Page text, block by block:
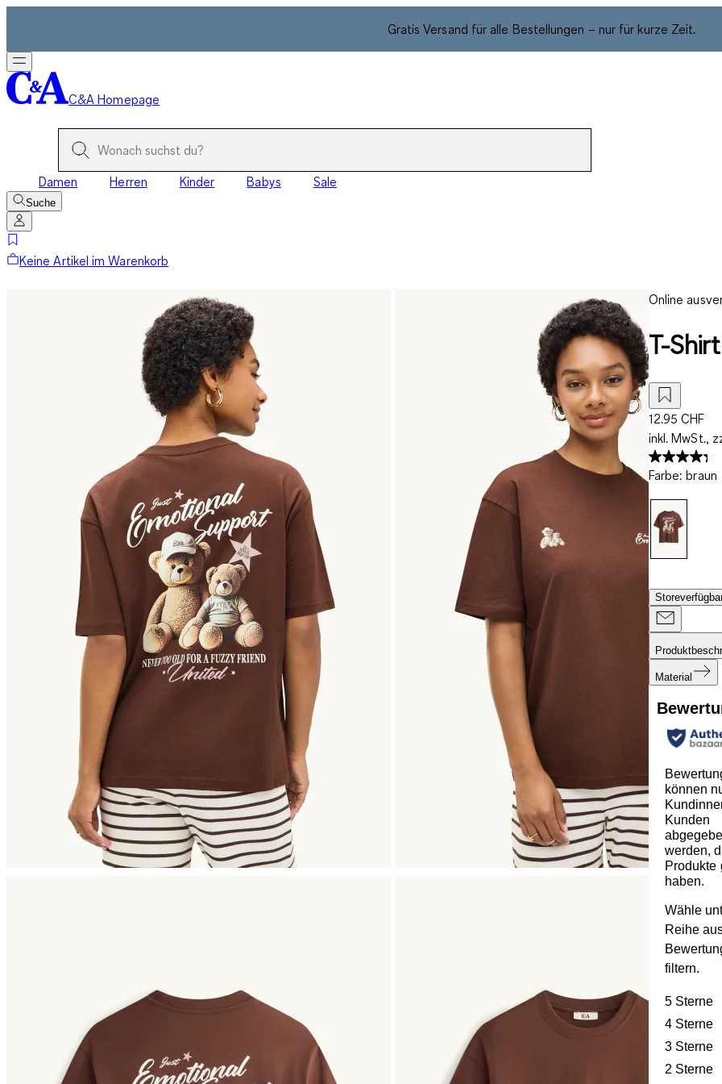
Gratis Versand für alle Bestellungen – nur für kurze Zeit.
C&A Homepage
Damen Herren Kinder Babys Sale
Suche
Keine Artikel im Warenkorb
Online
T-
12.95 CHF
inkl. MwSt.,
Farbe: braun
Material
können
Kunden
werden,
Produkte
haben.
Wähle
Reihe
filtern.
5 Sterne
4 Sterne
3 Sterne
2 Sterne